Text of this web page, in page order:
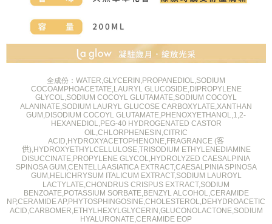
全成份：WATER,GLYCERIN,PROPANEDIOL,SODIUM
COCOAMPHOACETATE,LAURYL GLUCOSIDE,DIPROPYLENE
GLYCOL,SODIUM COCOYL GLUTAMATE,SODIUM COCOYL
ALANINATE,SODIUM LAURYL GLUCOSE CARBOXYLATE,XANTHAN
GUM,DISODIUM COCOYL GLUTAMATE,PHENOXYETHANOL,1,2-
HEXANEDIOL,PEG-40 HYDROGENATED CASTOR
OIL,CHLORPHENESIN,CITRIC
ACID,HYDROXYACETOPHENONE,FRAGRANCE (客
供),HYDROXYETHYLCELLULOSE,TRISODIUM ETHYLENEDIAMINE
DISUCCINATE,PROPYLENE GLYCOL,HYDROLYZED CAESALPINIA
SPINOSA GUM,CENTELLA ASIATICA EXTRACT,CAESALPINIA SPINOSA
GUM,HELICHRYSUM ITALICUM EXTRACT,SODIUM LAUROYL
LACTYLATE,CHONDRUS CRISPUS EXTRACT,SODIUM
BENZOATE,POTASSIUM SORBATE,BENZYL ALCOHOL,CERAMIDE
NP,CERAMIDE AP,PHYTOSPHINGOSINE,CHOLESTEROL,DEHYDROACETIC
ACID,CARBOMER,ETHYLHEXYLGLYCERIN,GLUCONOLACTONE,SODIUM
HYALURONATE,CERAMIDE EOP